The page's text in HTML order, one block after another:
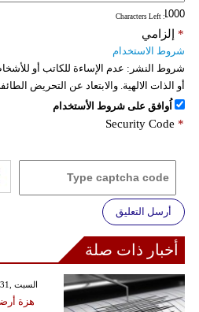
: Characters Left
إلزامي *
شروط الاستخدام
شروط النشر: عدم الإساءة للكاتب أو
أو الذات الالهية. والابتعاد عن التحريض
اُوافق على شروط الأستخدام
Security Code *
أرسل التعليق
أخبار ذات صلة
GMT 10:03 2026 السبت ,31 كانون الثاني / يناير